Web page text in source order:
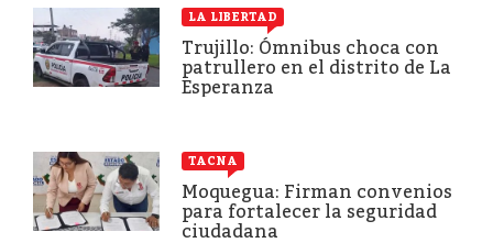
LA LIBERTAD
Trujillo: Ómnibus choca con
patrullero en el distrito de La
Esperanza
TACNA
Moquegua: Firman convenios
para fortalecer la seguridad
ciudadana